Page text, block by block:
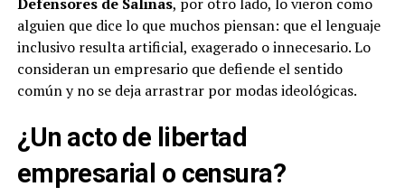
alguien que dice lo que muchos piensan: que el lenguaje
inclusivo resulta artificial, exagerado o innecesario. Lo
consideran un empresario que defiende el sentido
común y no se deja arrastrar por modas ideológicas.
¿Un acto de libertad
empresarial o censura?